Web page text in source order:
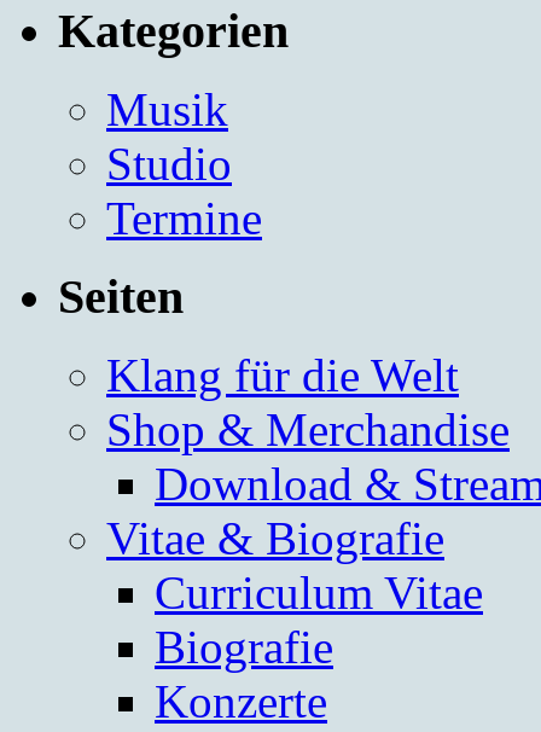
Kategorien
Musik
Studio
Termine
Seiten
Klang für die Welt
Shop & Merchandise
Download &
Vitae & Biografie
Curriculum Vitae
Biografie
Konzerte